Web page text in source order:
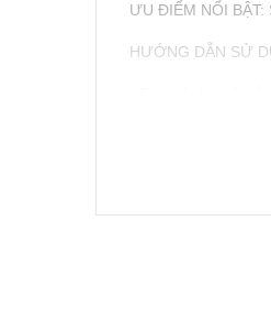
ƯU ĐIỂM NỔI
HƯỚNG DẪN SỬ
- Bước 1: Hòa 1
Xuất xứ thương